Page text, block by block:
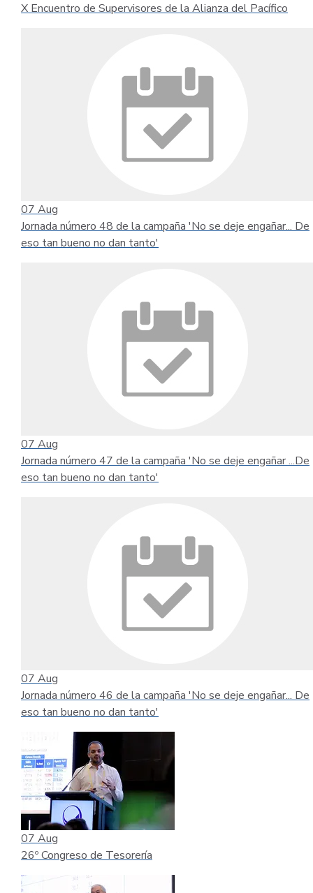
X Encuentro de Supervisores de la Alianza del Pacífico
07 Aug
Jornada número 48 de la campaña 'No se deje engañar... De
eso tan bueno no dan tanto'
07 Aug
Jornada número 47 de la campaña 'No se deje engañar ...De
eso tan bueno no dan tanto'
07 Aug
Jornada número 46 de la campaña 'No se deje engañar... De
eso tan bueno no dan tanto'
07 Aug
26º Congreso de Tesorería